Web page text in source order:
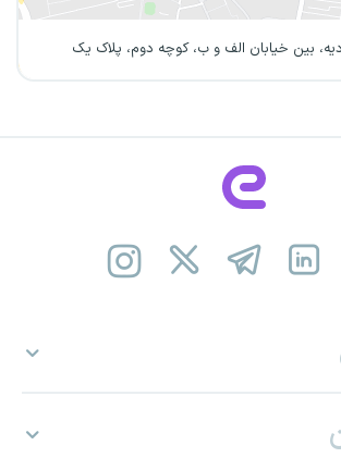
بین خیابان الف و ب، کوچه دوم، پلاک یک